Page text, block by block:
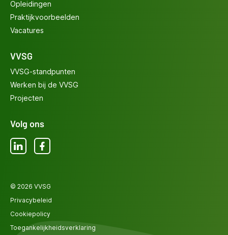
Opleidingen
Praktijkvoorbeelden
Vacatures
VVSG
VVSG-standpunten
Werken bij de VVSG
Projecten
Volg ons
LinkedInFacebook
© 2026 VVSG
Privacybeleid
Cookiepolicy
Toegankelijkheidsverklaring